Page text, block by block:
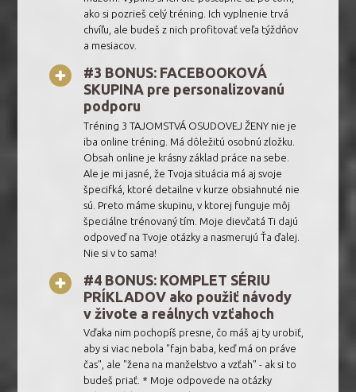
ako si pozrieš celý tréning. Ich vyplnenie trvá
chvíľu, ale budeš z nich profitovať veľa týždňov
a mesiacov.
#3 BONUS: FACEBOOKOVÁ
SKUPINA pre personalizovanú
podporu
Tréning 3 TAJOMSTVÁ OSUDOVEJ ŽENY nie je
iba online tréning. Má dôležitú osobnú zložku.
Obsah online je krásny základ práce na sebe.
Ale je mi jasné, že Tvoja situácia má aj svoje
špecifká, ktoré detailne v kurze obsiahnuté nie
sú. Preto máme skupinu, v ktorej funguje môj
špeciálne trénovaný tím. Moje dievčatá Ti dajú
odpoveď na Tvoje otázky a nasmerujú Ťa ďalej.
Nie si v to sama!
#4 BONUS: KOMPLET SÉRIU
PRÍKLADOV ako použiť návody
v živote a reálnych vzťahoch
Vďaka nim pochopíš presne, čo máš aj ty urobiť,
aby si viac nebola "fajn baba, keď má on práve
čas", ale "žena na manželstvo a vzťah" - ak si to
budeš priať. * Moje odpovede na otázky